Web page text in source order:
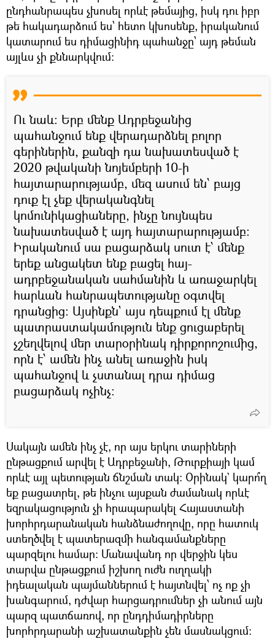
ընդհանրապես չխոսել որևէ թեմայից, իսկ դու իբր
թե հակադարձում ես՝ հետո կխոսենք, իրականում
կատարում ես դիմացինիդ պահանջը՝ այդ թեման
այլևս չի քննարկվում։
Ու նաև։ Երբ մենք Ադրբեջանից
պահանջում ենք վերադարձնել բոլոր
գերիներին, քանզի դա նախատեսված է
2020 թվականի նոյեմբերի 10-ի
հայտարարությամբ, մեզ ասում են՝ բայց
դուք էլ չեք վերականգնել
կոմունիկացիաները, ինչը նույնպես
նախատեսված է այդ հայտարարությամբ։
Իրականում սա բացարձակ սուտ է՝ մենք
երեք անցակետ ենք բացել հայ-
ադրբեջանական սահմանին և առաջարկել
հարևան հանրապետությանը օգտվել
դրանցից։ Այսինքն` այս դեպքում էլ մենք
պատրաստակամություն ենք ցուցաբերել
չշեղվելով մեր տարօրինակ դիրքորոշումից,
որն է՝ ամեն ինչ անել առաջին իսկ
պահանջով և չստանալ դրա դիմաց
բացարձակ ոչինչ։
Սակայն ամեն ինչ չէ, որ այս երկու տարիների
ընթացքում արվել է Ադրբեջանի, Թուրքիայի կամ
որևէ այլ պետության ճնշման տակ։ Օրինակ` կարո՞ղ
եք բացատրել, թե ինչու այսքան ժամանակ որևէ
եզրակացություն չի հրապարակել Հայաստանի
խորհրդարանական հանձնաժողովը, որը հատուկ
ստեղծվել է պատերազմի հանգամանքները
պարզելու համար։ Մանավանդ որ վերջին կես
տարվա ընթացքում իշխող ուժն ուղղակի
իդեալական պայմաններում է հայտնվել՝ ոչ ոք չի
խանգարում, դժվար հարցադրումներ չի անում այն
պարզ պատճառով, որ ընդդիմադիրները
խորհրդարանի աշխատանքին չեն մասնակցում։